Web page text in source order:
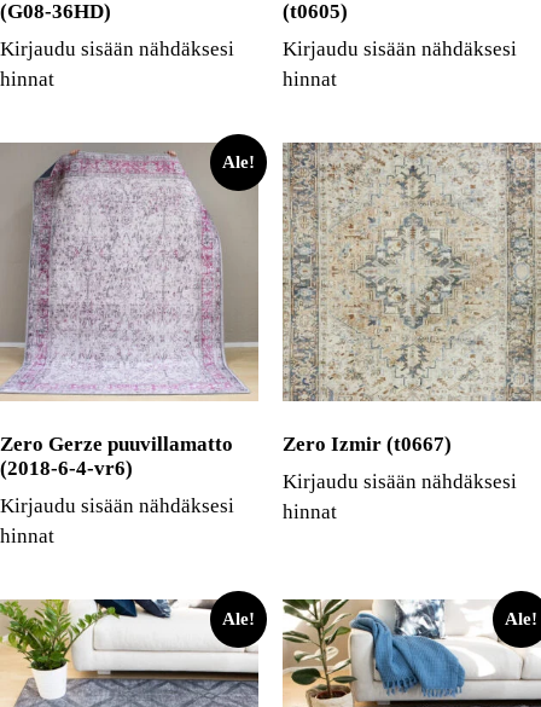
(G08-36HD)
Kirjaudu sisään nähdäksesi
hinnat
(t0605)
Kirjaudu sisään nähdäksesi
hinnat
Ale!
Zero Gerze puuvillamatto
(2018-6-4-vr6)
Kirjaudu sisään nähdäksesi
hinnat
Zero Izmir (t0667)
Kirjaudu sisään nähdäksesi
hinnat
Ale! Ale!